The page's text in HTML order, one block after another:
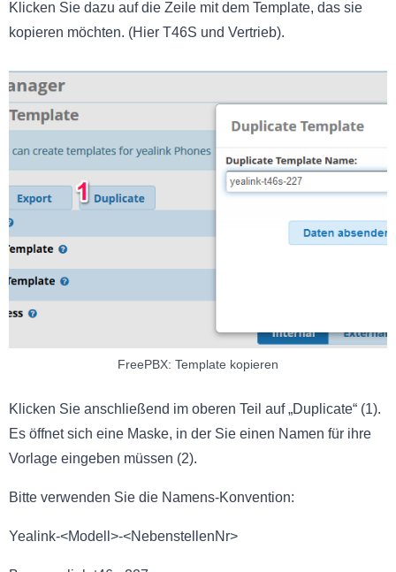
Klicken Sie dazu auf die Zeile mit dem Template, das sie
kopieren möchten. (Hier T46S und Vertrieb).
FreePBX: Template kopieren
Klicken Sie anschließend im oberen Teil auf „Duplicate“ (1).
Es öffnet sich eine Maske, in der Sie einen Namen für ihre
Vorlage eingeben müssen (2).
Bitte verwenden Sie die Namens-Konvention:
Yealink-<Modell>-<NebenstellenNr>